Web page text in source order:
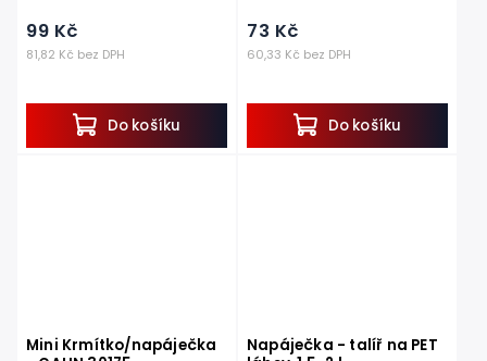
81,82 Kč bez DPH
99 Kč
Do košíku
60,33 Kč bez DPH
73 Kč
Do košíku
Mini Krmítko/napáječka
Napáječka - talíř na PET